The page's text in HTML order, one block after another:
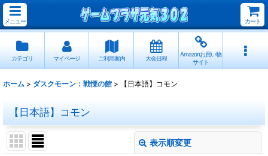
メニュー カート
カテゴリ マイページ ご利用案内 大会日程
Amazonお買い物
サイト
ホーム > ダスクモーン：戦慄の館 > 【日本語】コモン
【日本語】コモン
表示順変更